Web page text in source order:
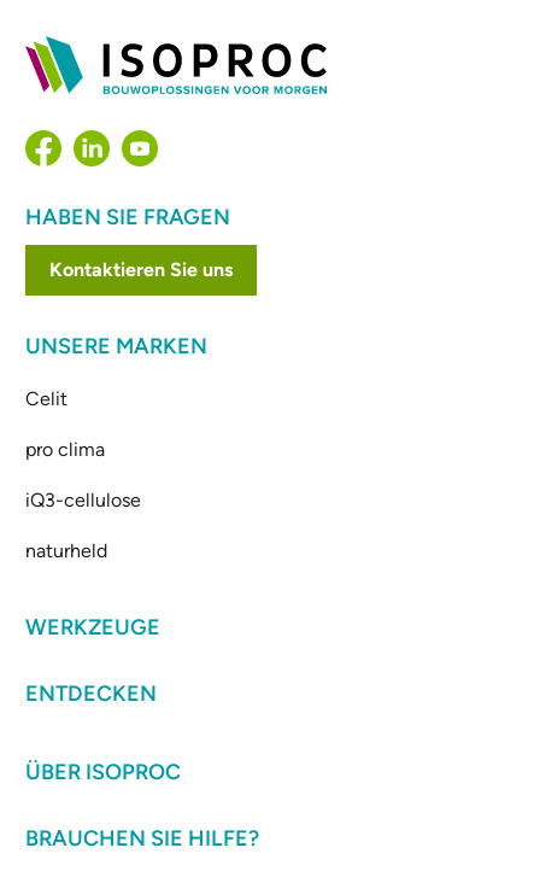
HABEN SIE FRAGEN
Kontaktieren Sie uns
UNSERE MARKEN
Celit
pro clima
iQ3-cellulose
naturheld
WERKZEUGE
ENTDECKEN
ÜBER ISOPROC
BRAUCHEN SIE HILFE?